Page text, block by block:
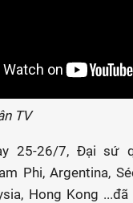
TV
25-26/7, Đại sứ
Phi, Argentina,
Hong Kong